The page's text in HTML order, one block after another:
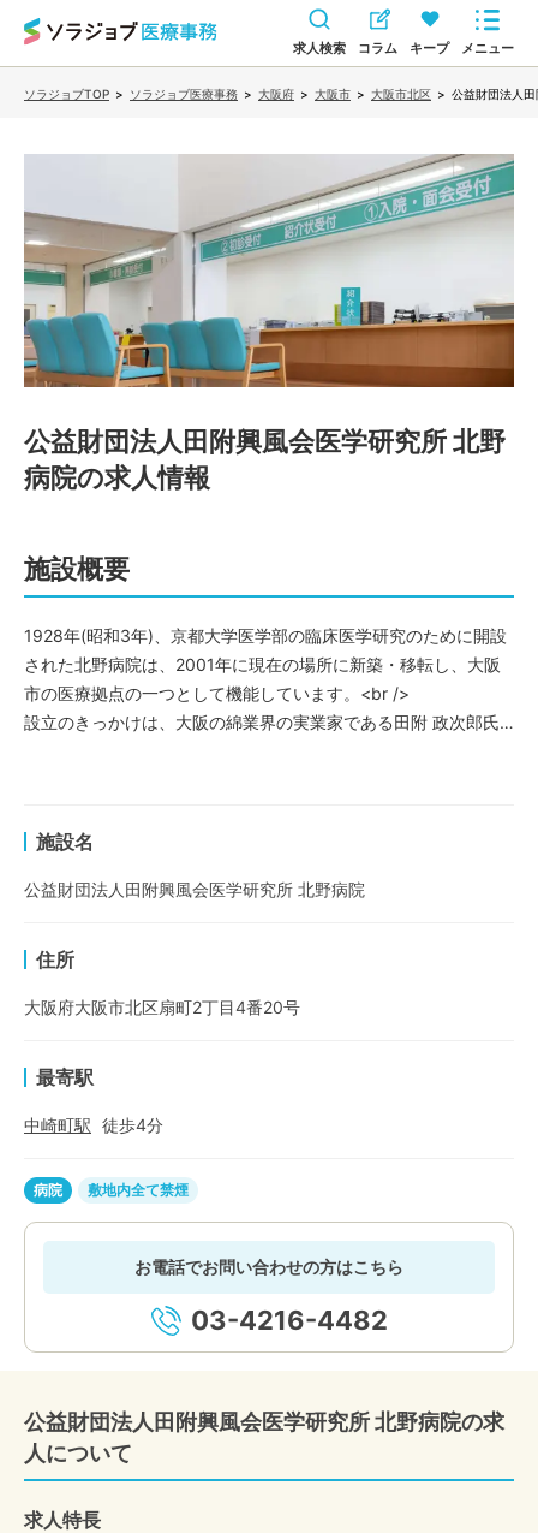
求人検索 コラム キープ メニュー
ソラジョブTOP > ソラジョブ医療事務 > 大阪府 > 大阪市 > 大阪市北区 > 公益財団法人
公益財団法人田附興風会医学研究所 北野
病院の求人情報
施設概要
1928年(昭和3年)、京都大学医学部の臨床医学研究のために開設
された北野病院は、2001年に現在の場所に新築・移転し、大阪
市の医療拠点の一つとして機能しています。<br />
設立のきっかけは、大阪の綿業界の実業家である田附 政次郎氏
施設名
公益財団法人田附興風会医学研究所 北野病院
住所
大阪府大阪市北区扇町2丁目4番20号
最寄駅
中崎町駅 徒歩4分
病院 敷地内全て禁煙
お電話でお問い合わせの方はこちら
03-4216-4482
公益財団法人田附興風会医学研究所 北野病院の求
人について
求人特長